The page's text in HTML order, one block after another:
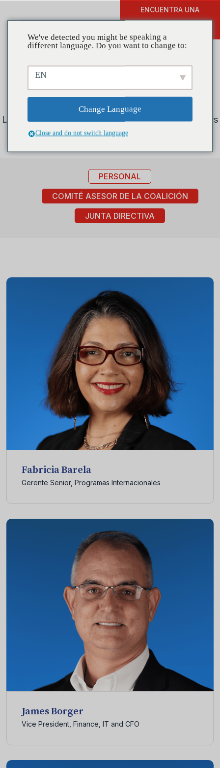
ENCUENTRA UNA
Nuestro equipo
Learn more about CADCA's Staff, Board of Directors
(BoD), and Coalition Advisory Committee (CAC).
PERSONAL
COMITÉ ASESOR DE LA COALICIÓN
JUNTA DIRECTIVA
Fabricia Barela
Gerente Senior, Programas Internacionales
James Borger
Vice President, Finance, IT and CFO
We've detected you might be speaking a
different language. Do you want to change to:
EN
Change Language
Close and do not switch language